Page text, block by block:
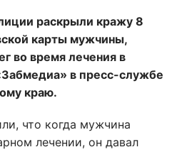
раскрыли кражу 8
карты мужчины,
во время лечения в
в пресс-службе
краю.
что когда мужчина
лечении, он давал